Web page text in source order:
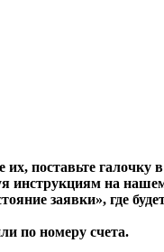
поставьте
инструкциям на
заявки», где
по номеру счета.